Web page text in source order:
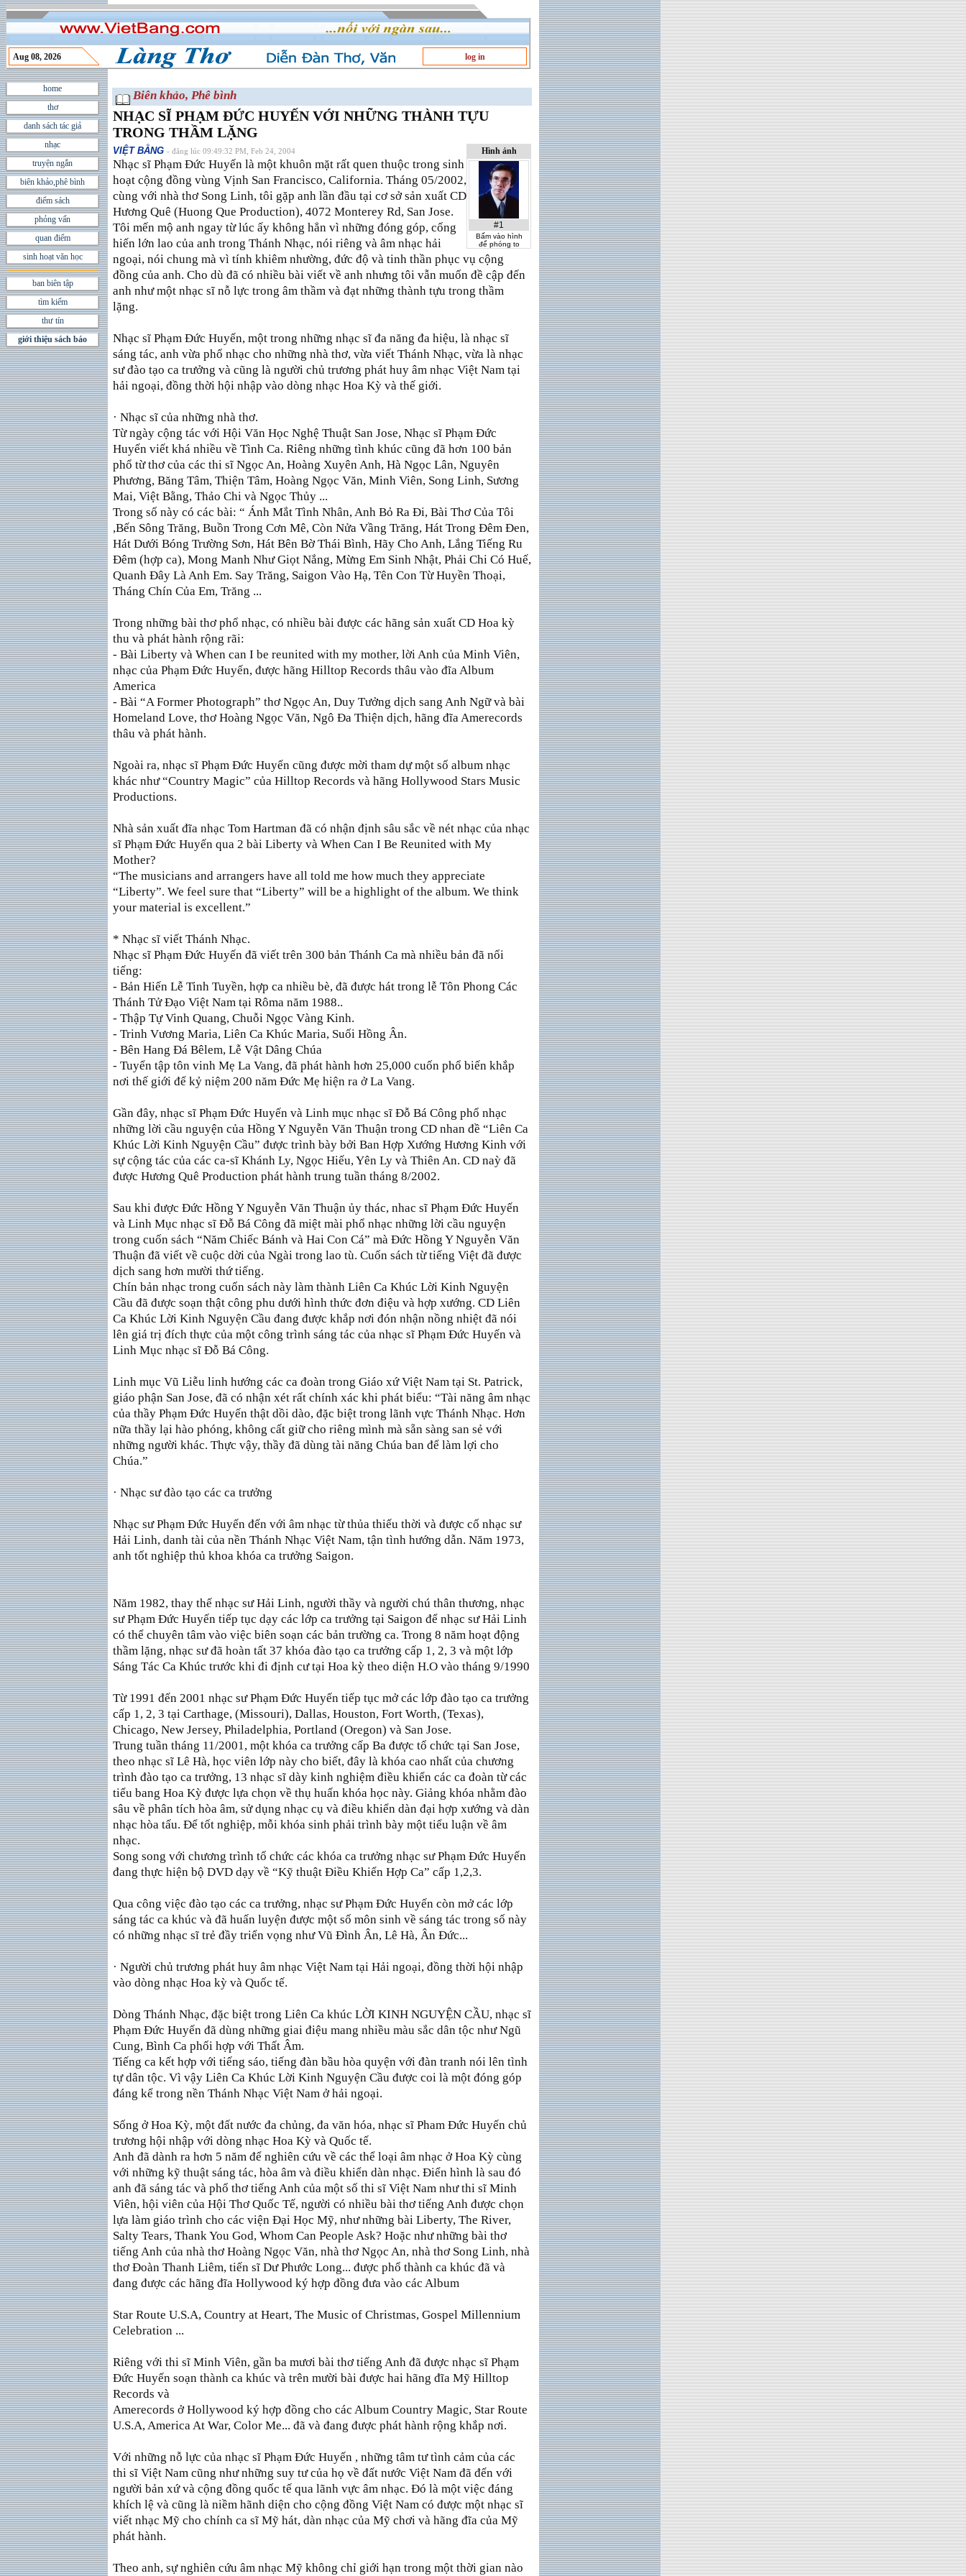
Aug 08, 2026 log in
home
thơ
danh sách tác giả
nhạc
truyện ngắn
biên khảo,phê bình
điểm sách
phỏng vấn
quan điểm
sinh hoạt văn học
ban biên tập
tìm kiếm
thư tín
giới thiệu sách báo
Biên khảo, Phê bình
NHẠC SĨ PHẠM ÐỨC HUYẾN VỚI NHỮNG THÀNH TỰU
TRONG THẦM LẶNG
Hình ảnh
#1
Bấm vào hình
để phóng to
VIỆT BẰNG - đăng lúc 09:49:32 PM, Feb 24, 2004
Nhạc sĩ Phạm Ðức Huyến là một khuôn mặt rất quen thuộc trong sinh
hoạt cộng đồng vùng Vịnh San Francisco, California. Tháng 05/2002,
cùng với nhà thơ Song Linh, tôi gặp anh lần đầu tại cơ sở sản xuất CD
Hương Quê (Huong Que Production), 4072 Monterey Rd, San Jose.
Tôi mến mộ anh ngay từ lúc ấy không hẳn vì những đóng góp, cống
hiến lớn lao của anh trong Thánh Nhạc, nói riêng và âm nhạc hải
ngoại, nói chung mà vì tính khiêm nhường, đức độ và tinh thần phục vụ cộng
đồng của anh. Cho dù đã có nhiều bài viết về anh nhưng tôi vẫn muốn đề cập đến
anh như một nhạc sĩ nỗ lực trong âm thầm và đạt những thành tựu trong thầm
lặng.
Nhạc sĩ Phạm Ðức Huyến, một trong những nhạc sĩ đa năng đa hiệu, là nhạc sĩ
sáng tác, anh vừa phổ nhạc cho những nhà thơ, vừa viết Thánh Nhạc, vừa là nhạc
sư đào tạo ca trưởng và cũng là người chủ trương phát huy âm nhạc Việt Nam tại
hải ngoại, đồng thời hội nhập vào dòng nhạc Hoa Kỳ và thế giới.
· Nhạc sĩ của những nhà thơ.
Từ ngày cộng tác với Hội Văn Học Nghệ Thuật San Jose, Nhạc sĩ Phạm Ðức
Huyến viết khá nhiều về Tình Ca. Riêng những tình khúc cũng đã hơn 100 bản
phổ từ thơ của các thi sĩ Ngọc An, Hoàng Xuyên Anh, Hà Ngọc Lân, Nguyên
Phương, Băng Tâm, Thiện Tâm, Hoàng Ngọc Văn, Minh Viên, Song Linh, Sương
Mai, Việt Bằng, Thảo Chi và Ngọc Thủy ...
Trong số này có các bài: “ Ánh Mắt Tình Nhân, Anh Bỏ Ra Ði, Bài Thơ Của Tôi
,Bến Sông Trăng, Buồn Trong Cơn Mê, Còn Nửa Vầng Trăng, Hát Trong Ðêm Ðen,
Hát Dưới Bóng Trường Sơn, Hát Bên Bờ Thái Bình, Hãy Cho Anh, Lắng Tiếng Ru
Ðêm (hợp ca), Mong Manh Như Giọt Nắng, Mừng Em Sinh Nhật, Phải Chi Có Huế,
Quanh Ðây Là Anh Em. Say Trăng, Saigon Vào Hạ, Tên Con Từ Huyền Thoại,
Tháng Chín Của Em, Trăng ...
Trong những bài thơ phổ nhạc, có nhiều bài được các hãng sản xuất CD Hoa kỳ
thu và phát hành rộng rãi:
- Bài Liberty và When can I be reunited with my mother, lời Anh của Minh Viên,
nhạc của Phạm Ðức Huyến, được hãng Hilltop Records thâu vào đĩa Album
America
- Bài “A Former Photograph” thơ Ngọc An, Duy Tưởng dịch sang Anh Ngữ và bài
Homeland Love, thơ Hoàng Ngọc Văn, Ngô Ða Thiện dịch, hãng đĩa Amerecords
thâu và phát hành.
Ngoài ra, nhạc sĩ Phạm Ðức Huyến cũng được mời tham dự một số album nhạc
khác như “Country Magic” của Hilltop Records và hãng Hollywood Stars Music
Productions.
Nhà sản xuất đĩa nhạc Tom Hartman đã có nhận định sâu sắc về nét nhạc của nhạc
sĩ Phạm Ðức Huyến qua 2 bài Liberty và When Can I Be Reunited with My
Mother?
“The musicians and arrangers have all told me how much they appreciate
“Liberty”. We feel sure that “Liberty” will be a highlight of the album. We think
your material is excellent.”
* Nhạc sĩ viết Thánh Nhạc.
Nhạc sĩ Phạm Ðức Huyến đã viết trên 300 bản Thánh Ca mà nhiều bản đã nổi
tiếng:
- Bản Hiến Lễ Tinh Tuyền, hợp ca nhiều bè, đã được hát trong lễ Tôn Phong Các
Thánh Tử Ðạo Việt Nam tại Rôma năm 1988..
- Thập Tự Vinh Quang, Chuỗi Ngọc Vàng Kinh.
- Trinh Vương Maria, Liên Ca Khúc Maria, Suối Hồng Ân.
- Bên Hang Ðá Bêlem, Lễ Vật Dâng Chúa
- Tuyển tập tôn vinh Mẹ La Vang, đã phát hành hơn 25,000 cuốn phổ biến khắp
nơi thế giới để kỷ niệm 200 năm Ðức Mẹ hiện ra ở La Vang.
Gần đây, nhạc sĩ Phạm Ðức Huyến và Linh mục nhạc sĩ Ðỗ Bá Công phổ nhạc
những lời cầu nguyện của Hồng Y Nguyễn Văn Thuận trong CD nhan đề “Liên Ca
Khúc Lời Kinh Nguyện Cầu” được trình bày bởi Ban Hợp Xướng Hương Kinh với
sự cộng tác của các ca-sĩ Khánh Ly, Ngọc Hiếu, Yên Ly và Thiên An. CD naỳ đã
được Hương Quê Production phát hành trung tuần tháng 8/2002.
Sau khi được Ðức Hồng Y Nguyễn Văn Thuận ủy thác, nhac sĩ Phạm Ðức Huyến
và Linh Mục nhạc sĩ Ðỗ Bá Công đã miệt mài phổ nhạc những lời cầu nguyện
trong cuốn sách “Năm Chiếc Bánh và Hai Con Cá” mà Ðức Hồng Y Nguyễn Văn
Thuận đã viết về cuộc dời của Ngài trong lao tù. Cuốn sách từ tiếng Việt đã được
dịch sang hơn mười thứ tiếng.
Chín bản nhạc trong cuốn sách này làm thành Liên Ca Khúc Lời Kinh Nguyện
Cầu đã được soạn thật công phu dưới hình thức đơn điệu và hợp xướng. CD Liên
Ca Khúc Lời Kinh Nguyện Cầu đang được khắp nơi đón nhận nồng nhiệt đã nói
lên giá trị đích thực của một công trình sáng tác của nhạc sĩ Phạm Ðức Huyến và
Linh Mục nhạc sĩ Ðỗ Bá Công.
Linh mục Vũ Liễu linh hướng các ca đoàn trong Giáo xứ Việt Nam tại St. Patrick,
giáo phận San Jose, đã có nhận xét rất chính xác khi phát biểu: “Tài năng âm nhạc
của thầy Phạm Ðức Huyến thật dồi dào, đặc biệt trong lãnh vực Thánh Nhạc. Hơn
nữa thầy lại hào phóng, không cất giữ cho riêng mình mà sẵn sàng san sẻ với
những người khác. Thực vậy, thầy đã dùng tài năng Chúa ban để làm lợi cho
Chúa.”
· Nhạc sư đào tạo các ca trưởng
Nhạc sư Phạm Ðức Huyến đến với âm nhạc từ thủa thiếu thời và được cố nhạc sư
Hải Linh, danh tài của nền Thánh Nhạc Việt Nam, tận tình hướng dẫn. Năm 1973,
anh tốt nghiệp thủ khoa khóa ca trưởng Saigon.
Năm 1982, thay thế nhạc sư Hải Linh, người thầy và người chú thân thương, nhạc
sư Phạm Ðức Huyến tiếp tục dạy các lớp ca trưởng tại Saigon để nhạc sư Hải Linh
có thể chuyên tâm vào việc biên soạn các bản trường ca. Trong 8 năm hoạt động
thầm lặng, nhạc sư đã hoàn tất 37 khóa đào tạo ca trưởng cấp 1, 2, 3 và một lớp
Sáng Tác Ca Khúc trước khi đi định cư tại Hoa kỳ theo diện H.O vào tháng 9/1990
Từ 1991 đến 2001 nhạc sư Phạm Ðức Huyến tiếp tục mở các lớp đào tạo ca trưởng
cấp 1, 2, 3 tại Carthage, (Missouri), Dallas, Houston, Fort Worth, (Texas),
Chicago, New Jersey, Philadelphia, Portland (Oregon) và San Jose.
Trung tuần tháng 11/2001, một khóa ca trưởng cấp Ba được tổ chức tại San Jose,
theo nhạc sĩ Lê Hà, học viên lớp này cho biết, đây là khóa cao nhất của chương
trình đào tạo ca trưởng, 13 nhạc sĩ dày kinh nghiệm điều khiển các ca đoàn từ các
tiểu bang Hoa Kỳ được lựa chọn về thụ huấn khóa học này. Giảng khóa nhằm đào
sâu về phân tích hòa âm, sử dụng nhạc cụ và điều khiển dàn đại hợp xướng và dàn
nhạc hòa tấu. Ðể tốt nghiệp, mỗi khóa sinh phải trình bày một tiểu luận về âm
nhạc.
Song song với chương trình tổ chức các khóa ca trưởng nhạc sư Phạm Ðức Huyến
đang thực hiện bộ DVD dạy về “Kỹ thuật Ðiều Khiển Hợp Ca” cấp 1,2,3.
Qua công việc đào tạo các ca trưởng, nhạc sư Phạm Ðức Huyến còn mở các lớp
sáng tác ca khúc và đã huấn luyện được một số môn sinh về sáng tác trong số này
có những nhạc sĩ trẻ đầy triển vọng như Vũ Ðình Ân, Lê Hà, Ân Ðức...
· Người chủ trương phát huy âm nhạc Việt Nam tại Hải ngoại, đồng thời hội nhập
vào dòng nhạc Hoa kỳ và Quốc tế.
Dòng Thánh Nhạc, đặc biệt trong Liên Ca khúc LỜI KINH NGUYỆN CẦU, nhạc sĩ
Phạm Ðức Huyến đã dùng những giai điệu mang nhiều màu sắc dân tộc như Ngũ
Cung, Bình Ca phối hợp với Thất Âm.
Tiếng ca kết hợp với tiếng sáo, tiếng đàn bầu hòa quyện với đàn tranh nói lên tình
tự dân tộc. Vì vậy Liên Ca Khúc Lời Kinh Nguyện Cầu được coi là một đóng góp
đáng kể trong nền Thánh Nhạc Việt Nam ở hải ngoại.
Sống ở Hoa Kỳ, một đất nước đa chủng, đa văn hóa, nhạc sĩ Pham Ðức Huyến chủ
trương hội nhập với dòng nhạc Hoa Kỳ và Quốc tế.
Anh đã dành ra hơn 5 năm để nghiên cứu về các thể loại âm nhạc ở Hoa Kỳ cùng
với những kỹ thuật sáng tác, hòa âm và điều khiển dàn nhạc. Ðiển hình là sau đó
anh đã sáng tác và phổ thơ tiếng Anh của một số thi sĩ Việt Nam như thi sĩ Minh
Viên, hội viên của Hội Thơ Quốc Tế, người có nhiều bài thơ tiếng Anh được chọn
lựa làm giáo trình cho các viện Ðại Học Mỹ, như những bài Liberty, The River,
Salty Tears, Thank You God, Whom Can People Ask? Hoặc như những bài thơ
tiếng Anh của nhà thơ Hoàng Ngọc Văn, nhà thơ Ngọc An, nhà thơ Song Linh, nhà
thơ Ðoàn Thanh Liêm, tiến sĩ Dư Phước Long... được phổ thành ca khúc đã và
đang được các hãng đĩa Hollywood ký hợp đồng đưa vào các Album
Star Route U.S.A, Country at Heart, The Music of Christmas, Gospel Millennium
Celebration ...
Riêng với thi sĩ Minh Viên, gần ba mươi bài thơ tiếng Anh đã được nhạc sĩ Phạm
Ðức Huyến soạn thành ca khúc và trên mười bài được hai hãng đĩa Mỹ Hilltop
Records và
Amerecords ở Hollywood ký hợp đồng cho các Album Country Magic, Star Route
U.S.A, America At War, Color Me... đã và đang được phát hành rộng khắp nơi.
Với những nỗ lực của nhạc sĩ Phạm Ðức Huyến , những tâm tư tình cảm của các
thi sĩ Việt Nam cũng như những suy tư của họ về đất nước Việt Nam đã đến với
người bản xứ và cộng đồng quốc tế qua lãnh vực âm nhạc. Ðó là một việc đáng
khích lệ và cũng là niềm hãnh diện cho cộng đồng Việt Nam có được một nhạc sĩ
viết nhạc Mỹ cho chính ca sĩ Mỹ hát, dàn nhạc của Mỹ chơi và hãng đĩa của Mỹ
phát hành.
Theo anh, sự nghiên cứu âm nhạc Mỹ không chỉ giới hạn trong một thời gian nào